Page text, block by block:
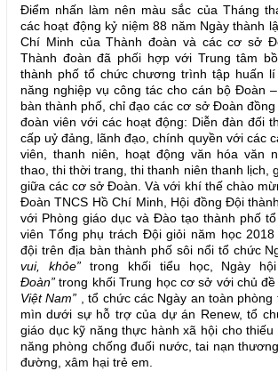
Điểm nhấn làm nên màu sắc của Tháng
các hoạt động kỷ niệm 88 năm Ngày thành
Chí Minh của Thành đoàn và các cơ sở
Thành đoàn đã phối hợp với Trung tâm
thành phố tổ chức chương trình tập huấn
năng nghiệp vụ công tác cho cán bộ Đoàn
bàn thành phố, chỉ đạo các cơ sở Đoàn
đoàn viên với các hoạt động: Diễn đàn đối
cấp uỷ đảng, lãnh đạo, chính quyền với các
viên, thanh niên, hoạt động văn hóa văn
thao, thi thời trang, thi thanh niên thanh lịch,
giữa các cơ sở Đoàn. Và với khí thế chào
Đoàn TNCS Hồ Chí Minh, Hội đồng Đội
với Phòng giáo dục và Đào tạo thành phố
viên Tổng phụ trách Đội giỏi năm học
đội trên địa bàn thành phố sôi nổi tổ chức
vui, khỏe”trong khối tiểu học, Ngày hội
Đoàn” trong khối Trung học cơ sở với chủ đề
Việt Nam” , tổ chức các Ngày an toàn
mìn dưới sự hỗ trợ của dự án Renew, tổ
giáo dục kỹ năng thực hành xã hội cho
năng phòng chống đuối nước, tai nạn
đường, xâm hại trẻ em.